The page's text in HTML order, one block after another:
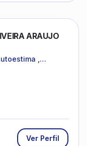
ARAUJO
,
Ver Perfil